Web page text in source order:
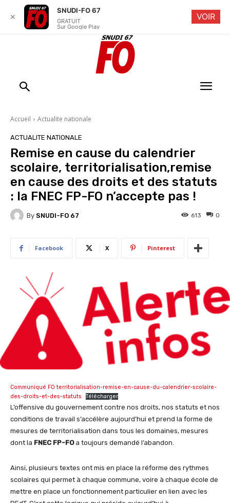
Accueil Actualite nationale
ACTUALITE NATIONALE
Remise en cause du calendrier
scolaire, territorialisation,remise
en cause des droits et des statuts
: la FNEC FP-FO n’accepte pas !
By SNUDI-FO 67 0
613
Facebook X Pinterest
Communiqué FO territorialisation-remise-en-cause-du-calendrier-scolaire-
des-droits-et-des-statuts
Télécharger
L’offensive du gouvernement contre nos droits, nos statuts et nos
conditions de travail s’accélère aujourd’hui et prend la forme de
mesures de territorialisation dans tous les domaines, mesures
dont la FNEC FP-FOa toujours demandé l’abandon.
Ainsi, plusieurs textes ont mis en place la réforme des rythmes
scolaires qui permet à chaque commune, voire à chaque école de
mettre en place un fonctionnement particulier en lien avec les
✕
SNUDI-FO 67
GRATUIT
Sur Google Play
VOIR